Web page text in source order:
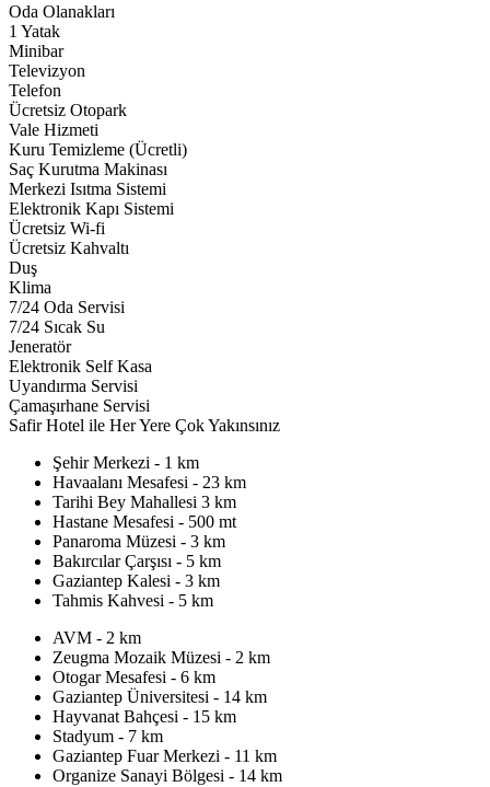
Oda Olanakları
1 Yatak
Minibar
Televizyon
Telefon
Ücretsiz Otopark
Vale Hizmeti
Kuru Temizleme (Ücretli)
Saç Kurutma Makinası
Merkezi Isıtma Sistemi
Elektronik Kapı Sistemi
Ücretsiz Wi-fi
Ücretsiz Kahvaltı
Duş
Klima
7/24 Oda Servisi
7/24 Sıcak Su
Jeneratör
Elektronik Self Kasa
Uyandırma Servisi
Çamaşırhane Servisi
Safir Hotel ile Her Yere Çok Yakınsınız
Şehir Merkezi - 1 km
Havaalanı Mesafesi - 23 km
Tarihi Bey Mahallesi 3 km
Hastane Mesafesi - 500 mt
Panaroma Müzesi - 3 km
Bakırcılar Çarşısı - 5 km
Gaziantep Kalesi - 3 km
Tahmis Kahvesi - 5 km
AVM - 2 km
Zeugma Mozaik Müzesi - 2 km
Otogar Mesafesi - 6 km
Gaziantep Üniversitesi - 14 km
Hayvanat Bahçesi - 15 km
Stadyum - 7 km
Gaziantep Fuar Merkezi - 11 km
Organize Sanayi Bölgesi - 14 km